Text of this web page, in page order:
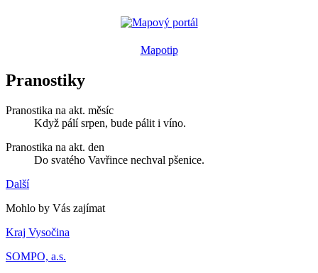
Mapotip
Pranostiky
Pranostika na akt. měsíc
Když pálí srpen, bude pálit i víno.
Pranostika na akt. den
Do svatého Vavřince nechval pšenice.
Další
Mohlo by Vás zajímat
Kraj Vysočina
SOMPO, a.s.